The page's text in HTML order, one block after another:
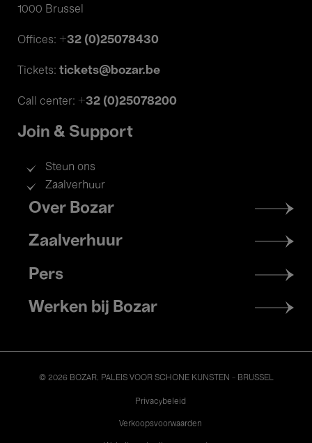
1000 Brussel
Offices: +32 (0)25078430
Tickets: tickets@bozar.be
Call center: +32 (0)25078200
Join & Support
Steun ons
Zaalverhuur
Footer
menu
Over Bozar
Zaalverhuur
Pers
Werken bij Bozar
© 2026 BOZAR. PALEIS VOOR SCHONE KUNSTEN - BRUSSEL
Privacybeleid
Verkoopsvoorwaarden